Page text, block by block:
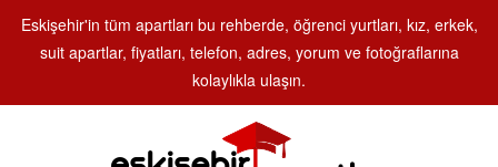
Eskişehir'in tüm apartları bu rehberde, öğrenci yurtları, kız, erkek,
suit apartlar, fiyatları, telefon, adres, yorum ve fotoğraflarına
kolaylıkla ulaşın.